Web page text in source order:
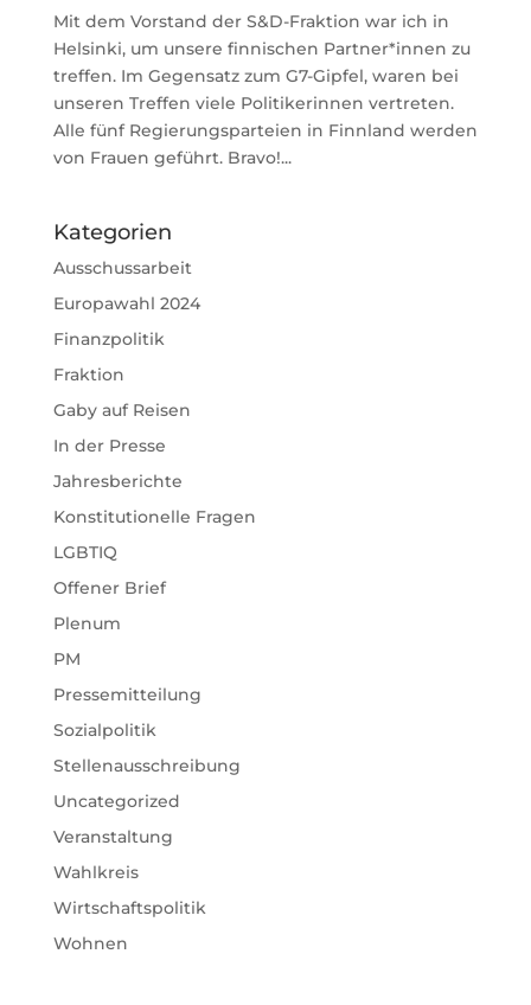
Mit dem Vorstand der S&D-Fraktion war ich in
Helsinki, um unsere finnischen Partner*innen zu
treffen. Im Gegensatz zum G7-Gipfel, waren bei
unseren Treffen viele Politikerinnen vertreten.
Alle fünf Regierungsparteien in Finnland werden
von Frauen geführt. Bravo!...
Kategorien
Ausschussarbeit
Europawahl 2024
Finanzpolitik
Fraktion
Gaby auf Reisen
In der Presse
Jahresberichte
Konstitutionelle Fragen
LGBTIQ
Offener Brief
Plenum
PM
Pressemitteilung
Sozialpolitik
Stellenausschreibung
Uncategorized
Veranstaltung
Wahlkreis
Wirtschaftspolitik
Wohnen